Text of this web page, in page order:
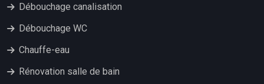
Débouchage canalisation
Débouchage WC
Chauffe-eau
Rénovation salle de bain